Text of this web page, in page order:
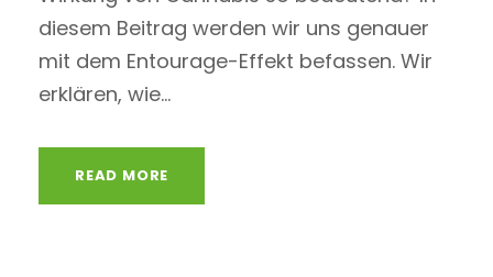
diesem Beitrag werden wir uns genauer
mit dem Entourage-Effekt befassen. Wir
erklären, wie...
READ MORE